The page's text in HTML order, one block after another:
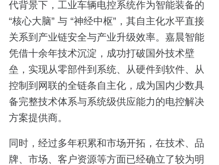
代背景下，工业车辆电控系统作为智能装备的
“核心大脑” 与 “神经中枢”，其自主化水平直接
关系到产业链安全与产业升级效率。嘉晨智能
凭借十余年技术沉淀，成功打破国外技术壁
垒，实现从零部件到系统、从硬件到软件、从
控制到网联的全链条自主化，成为国内少数具
备完整技术体系与系统级供应能力的电控解决
方案提供商。
同时，经过多年积累和市场开拓，在技术、品
牌、市场、客户资源等方面已经确立了较为明